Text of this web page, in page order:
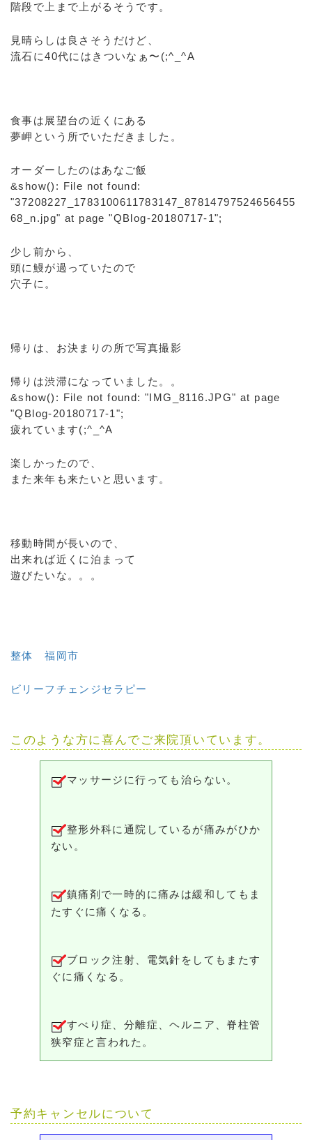
階段で上まで上がるそうです。
見晴らしは良さそうだけど、
流石に40代にはきついなぁ〜(;^_^A
食事は展望台の近くにある
夢岬という所でいただきました。
オーダーしたのはあなご飯
&show(): File not found:
"37208227_1783100611783147_87814797524656455
68_n.jpg" at page "QBlog-20180717-1";
少し前から、
頭に鰻が過っていたので
穴子に。
帰りは、お決まりの所で写真撮影
帰りは渋滞になっていました。。
&show(): File not found: "IMG_8116.JPG" at page
"QBlog-20180717-1";
疲れています(;^_^A
楽しかったので、
また来年も来たいと思います。
移動時間が長いので、
出来れば近くに泊まって
遊びたいな。。。
整体 福岡市
ビリーフチェンジセラピー
このような方に喜んでご来院頂いています。
マッサージに行っても治らない。
整形外科に通院しているが痛みがひか
ない。
鎮痛剤で一時的に痛みは緩和してもま
たすぐに痛くなる。
ブロック注射、電気針をしてもまたす
ぐに痛くなる。
すべり症、分離症、ヘルニア、脊柱管
狭窄症と言われた。
予約キャンセルについて